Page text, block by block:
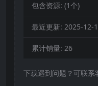
包含资源: (1个)
最近更新: 2025-12-
累计销量: 26
下载遇到问题？可联